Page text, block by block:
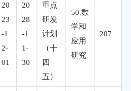
20
23
-1
2-
01
20
28
-1
1-
30
重点
研发
计划
（十
四
五）
50.数
学和
应用
研究
207